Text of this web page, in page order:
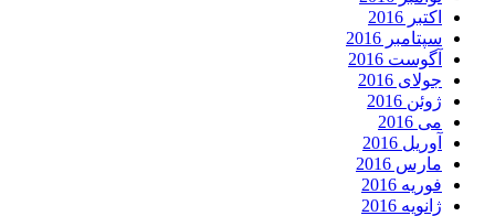
اکتبر 2016
سپتامبر 2016
آگوست 2016
جولای 2016
ژوئن 2016
می 2016
آوریل 2016
مارس 2016
فوریه 2016
ژانویه 2016